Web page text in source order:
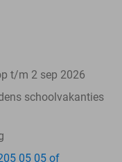
t/m 2 sep 2026
schoolvakanties
05 05 of